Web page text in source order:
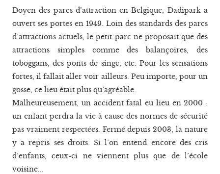
Doyen des parcs d’attraction en Belgique, Dadipark a
ouvert ses portes en 1949. Loin des standards des parcs
d’attractions actuels, le petit parc ne proposait que des
attractions simples comme des balançoires, des
toboggans, des ponts de singe, etc. Pour les sensations
fortes, il fallait aller voir ailleurs. Peu importe, pour un
gosse, ce lieu était plus qu’agréable.
Malheureusement, un accident fatal eu lieu en 2000 :
un enfant perdra la vie à cause des normes de sécurité
pas vraiment respectées. Fermé depuis 2003, la nature
y a repris ses droits. Si l’on entend encore des cris
d’enfants, ceux-ci ne viennent plus que de l’école
voisine...